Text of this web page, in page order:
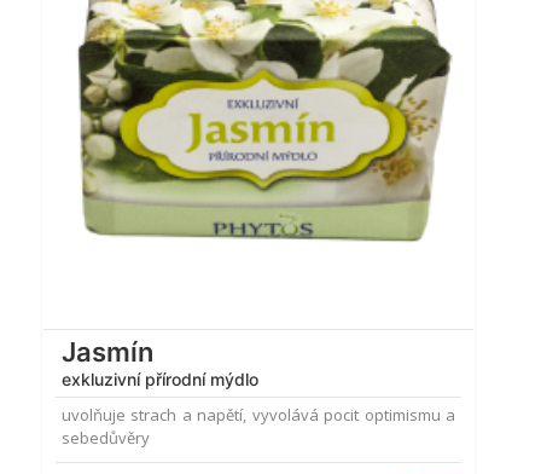
Jasmín
exkluzivní přírodní mýdlo
uvolňuje strach a napětí, vyvolává pocit optimismu a
sebedůvěry